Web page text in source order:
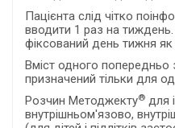
Пацієнта слід чітко
вводити 1 раз на
фіксований день тижня як
Вміст одного
призначений тільки для
Розчин Методжекту® для
внутрішньом'язово,